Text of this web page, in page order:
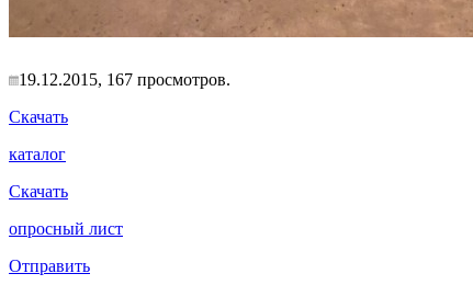
19.12.2015, 167 просмотров.
Скачать
каталог
Скачать
опросный лист
Отправить